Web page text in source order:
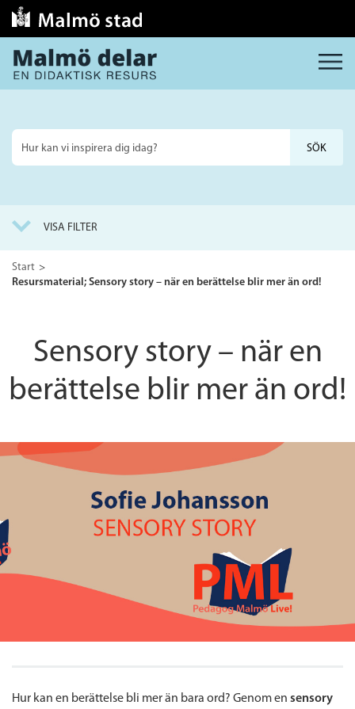
MENY
Sök
på
VISA FILTER
Start
Resursmaterial; Sensory story – när en berättelse blir mer än ord!
Sensory story – när en
berättelse blir mer än ord!
Hur kan en berättelse bli mer än bara ord? Genom en sensory